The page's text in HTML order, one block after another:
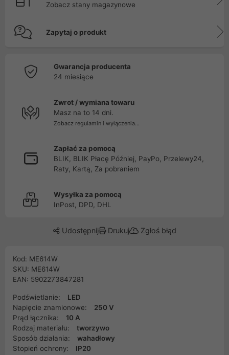
Zobacz stany magazynowe
Zapytaj o produkt
Gwarancja producenta
24 miesiące
Zwrot / wymiana towaru
Masz na to 14 dni.
Zobacz regulamin i wyłączenia...
Zapłać za pomocą
BLIK, BLIK Płacę Później, PayPo, Przelewy24,
Raty, Kartą, Za pobraniem
Wysyłka za pomocą
InPost, DPD, DHL
Udostępnij Drukuj Zgłoś błąd
Kod: ME614W
SKU: ME614W
EAN: 5902273847281
Podświetlanie:
LED
Napięcie znamionowe:
250 V
Prąd łącznika:
10 A
Rodzaj materiału:
tworzywo
Sposób działania:
wahadłowy
Stopień ochrony:
IP20